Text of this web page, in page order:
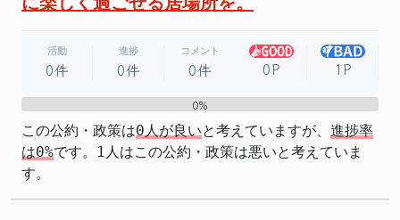
活動
0件
進捗
0件
コメント
0件 0P 1P
0%
この公約・政策は0人が良いと考えていますが、 進捗率
は0%です。1人はこの公約・政策は悪いと考えていま
す。